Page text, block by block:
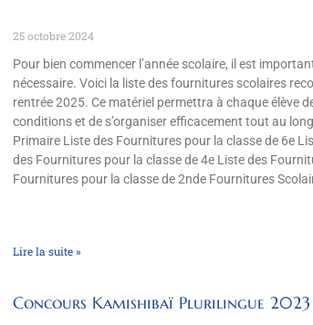
25 octobre 2024
Pour bien commencer l’année scolaire, il est
nécessaire. Voici la liste des fournitures scolaires
rentrée 2025. Ce matériel permettra à chaque élève
conditions et de s’organiser efficacement tout au
Primaire Liste des Fournitures pour la classe de 6e
des Fournitures pour la classe de 4e Liste des
Fournitures pour la classe de 2nde Fournitures
Lire la suite »
Concours Kamishibaï Plurilingue 2023